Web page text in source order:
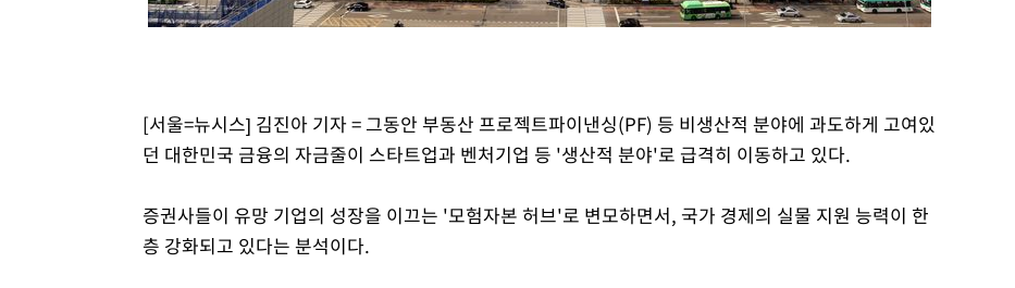
[서울=뉴시스] 김진아 기자 = 그동안 부동산 프로젝트파이낸싱(PF) 등 비생산적 분야에 과도하게 고여있
던 대한민국 금융의 자금줄이 스타트업과 벤처기업 등 '생산적 분야'로 급격히 이동하고 있다.
증권사들이 유망 기업의 성장을 이끄는 '모험자본 허브'로 변모하면서, 국가 경제의 실물 지원 능력이 한
층 강화되고 있다는 분석이다.